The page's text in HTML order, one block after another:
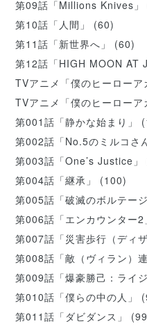
第09話「Millions Knives」
第10話「人間」
(60)
第11話「新世界へ」
(60)
第12話「HIGH MOON AT
TVアニメ「僕のヒーローア
TVアニメ「僕のヒーロー
第001話「静かな始まり」
第002話「No.5のミルコさ
第003話「One’s Justice」
第004話「継承」
(100)
第005話「破滅のボルテージ
第006話「エンカウンター2
第007話「災害歩行（ディ
第008話「敵（ヴィラン）
第009話「爆豪勝己：ライジ
第010話「僕らの中の人」
第011話「ダビダンス」